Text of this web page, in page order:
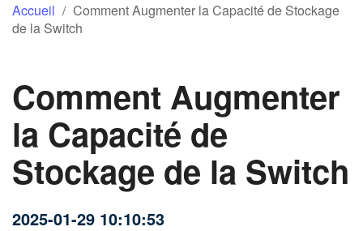
Accueil / Comment Augmenter la Capacité de Stockage
de la Switch
Comment Augmenter
la Capacité de
Stockage de la Switch
2025-01-29 10:10:53